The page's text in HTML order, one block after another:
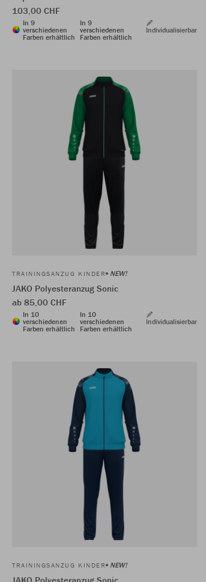
103,00 CHF
In 9
verschiedenen
Farben erhältlich
In 9
verschiedenen
Farben erhältlich
Individualisierbar
TRAININGSANZUG KINDER NEW!
JAKO Polyesteranzug Sonic
ab 85,00 CHF
In 10
verschiedenen
Farben erhältlich
In 10
verschiedenen
Farben erhältlich
Individualisierbar
TRAININGSANZUG KINDER NEW!
JAKO Polyesteranzug Sonic